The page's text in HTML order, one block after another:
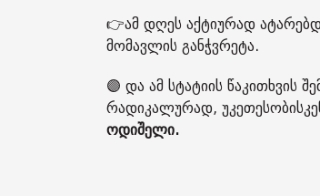
👉ამ დღეს აქტიურად
მომავლის განჭვრეტა.
🟣 და ამ სტატიის წაკითხვის
რადიკალურად,
ოდიშელი.